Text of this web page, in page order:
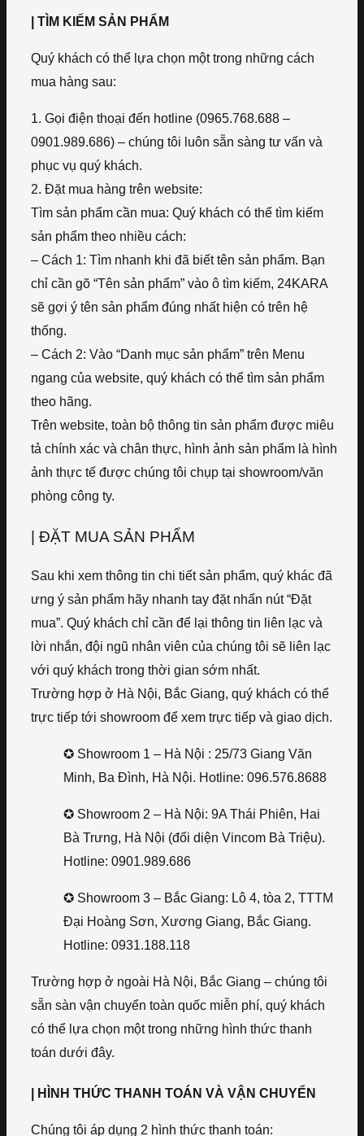
| TÌM KIẾM SẢN PHẨM
Quý khách có thể lựa chọn một trong những cách
mua hàng sau:
1. Gọi điện thoại đến hotline (0965.768.688 –
0901.989.686) – chúng tôi luôn sẵn sàng tư vấn và
phục vụ quý khách.
2. Đặt mua hàng trên website:
Tìm sản phẩm cần mua: Quý khách có thể tìm kiếm
sản phẩm theo nhiều cách:
– Cách 1: Tìm nhanh khi đã biết tên sản phẩm. Bạn
chỉ cần gõ “Tên sản phẩm” vào ô tìm kiếm, 24KARA
sẽ gợi ý tên sản phẩm đúng nhất hiện có trên hệ
thống.
– Cách 2: Vào “Danh mục sản phẩm” trên Menu
ngang của website, quý khách có thể tìm sản phẩm
theo hãng.
Trên website, toàn bộ thông tin sản phẩm được miêu
tả chính xác và chân thực, hình ảnh sản phẩm là hình
ảnh thực tế được chúng tôi chụp tại showroom/văn
phòng công ty.
| ĐẶT MUA SẢN PHẨM
Sau khi xem thông tin chi tiết sản phẩm, quý khác đã
ưng ý sản phẩm hãy nhanh tay đặt nhấn nút “Đặt
mua”. Quý khách chỉ cần để lại thông tin liên lạc và
lời nhắn, đội ngũ nhân viên của chúng tôi sẽ liên lạc
với quý khách trong thời gian sớm nhất.
Trường hợp ở Hà Nội, Bắc Giang, quý khách có thể
trực tiếp tới showroom để xem trực tiếp và giao dịch.
✪ Showroom 1 – Hà Nội : 25/73 Giang Văn
Minh, Ba Đình, Hà Nội. Hotline: 096.576.8688
✪ Showroom 2 – Hà Nội: 9A Thái Phiên, Hai
Bà Trưng, Hà Nội (đối diện Vincom Bà Triệu).
Hotline: 0901.989.686
✪ Showroom 3 – Bắc Giang: Lô 4, tòa 2, TTTM
Đại Hoàng Sơn, Xương Giang, Bắc Giang.
Hotline: 0931.188.118
Trường hợp ở ngoài Hà Nội, Bắc Giang – chúng tôi
sẵn sàn vận chuyển toàn quốc miễn phí, quý khách
có thể lựa chọn một trong những hình thức thanh
toán dưới đây.
| HÌNH THỨC THANH TOÁN VÀ VẬN CHUYỂN
Chúng tôi áp dụng 2 hình thức thanh toán: